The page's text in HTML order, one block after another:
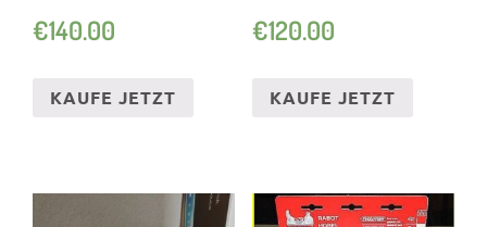
€140.00
KAUFE JETZT
€120.00
KAUFE JETZT